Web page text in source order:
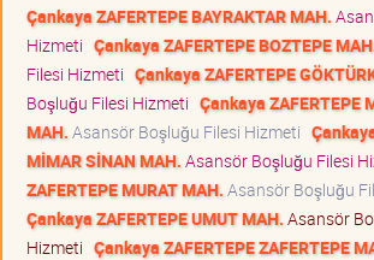
Çankaya ZAFERTEPE BAYRAKTAR MAH.
Hizmeti Çankaya ZAFERTEPE BOZTEPE
Filesi Hizmeti Çankaya ZAFERTEPE
Boşluğu Filesi Hizmeti Çankaya ZAFERTEPE
MAH. Asansör Boşluğu Filesi Hizmeti
MİMAR SİNAN MAH. Asansör Boşluğu Filesi
ZAFERTEPE MURAT MAH. Asansör Boşluğu
Çankaya ZAFERTEPE UMUT MAH. Asansör
Hizmeti Çankaya ZAFERTEPE ZAFERTEPE